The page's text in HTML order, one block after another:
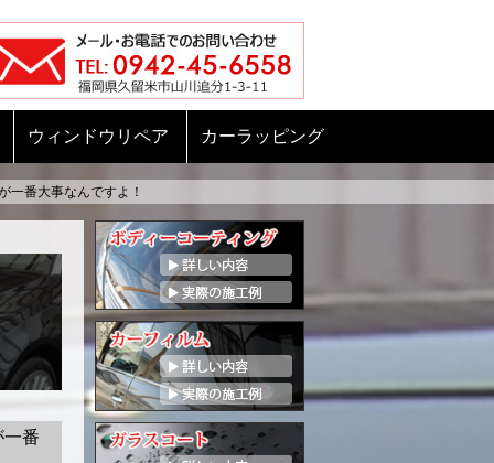
ウィンドウリペア カーラッピング
番大事なんですよ！
番